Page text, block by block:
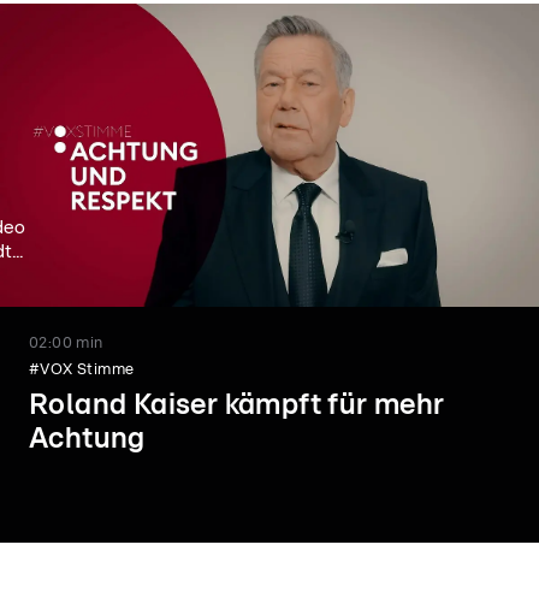
02:00 min
#VOX Stimme
Roland Kaiser kämpft für mehr
Achtung